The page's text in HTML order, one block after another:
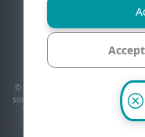
Contatti
© 1992 - 2026 ESET, spol. s r.o.
sono marchi commerciali o marchi
Tutti gli altri nomi e marchi